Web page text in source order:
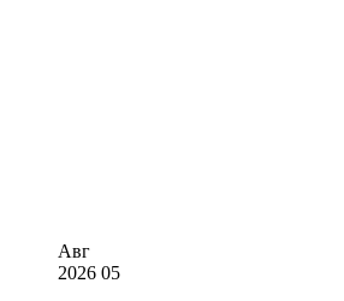
Авг
2026 05